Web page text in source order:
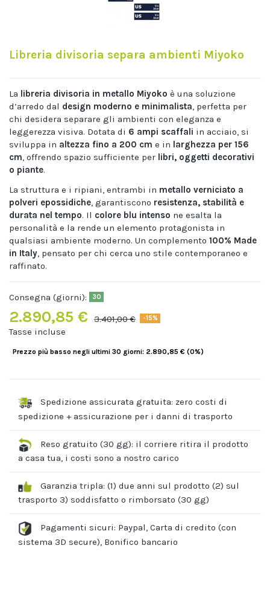
Libreria divisoria separa ambienti Miyoko
La libreria divisoria in metallo Miyoko è una soluzione
d’arredo dal design moderno e minimalista, perfetta per
chi desidera separare gli ambienti con eleganza e
leggerezza visiva. Dotata di 6 ampi scaffali in acciaio, si
sviluppa in altezza fino a 200 cm e in larghezza per 156
cm, offrendo spazio sufficiente per libri, oggetti decorativi
o piante.
La struttura e i ripiani, entrambi in metallo verniciato a
polveri epossidiche, garantiscono resistenza, stabilità e
durata nel tempo. Il colore blu intenso ne esalta la
personalità e la rende un elemento protagonista in
qualsiasi ambiente moderno. Un complemento 100% Made
in Italy, pensato per chi cerca uno stile contemporaneo e
raffinato.
Consegna (giorni): 30
2.890,85 € 3.401,00 € -15%
Tasse incluse
Prezzo più basso negli ultimi 30 giorni: 2.890,85 € (0%)
Spedizione assicurata gratuita: zero costi di
spedizione + assicurazione per i danni di trasporto
Reso gratuito (30 gg): il corriere ritira il prodotto
a casa tua, i costi sono a nostro carico
Garanzia tripla: (1) due anni sul prodotto (2) sul
trasporto 3) soddisfatto o rimborsato (30 gg)
Pagamenti sicuri: Paypal, Carta di credito (con
sistema 3D secure), Bonifico bancario